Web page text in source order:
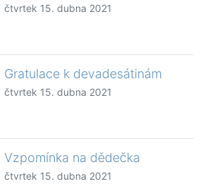
čtvrtek 15. dubna 2021
Gratulace k devadesátinám
čtvrtek 15. dubna 2021
Vzpomínka na dědečka
čtvrtek 15. dubna 2021